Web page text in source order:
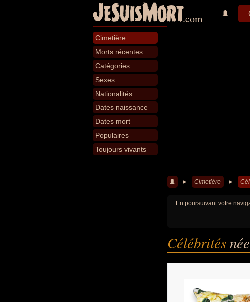
JeSuisMort.com
Cimetière
Morts récentes
Catégories
Sexes
Nationalités
Dates naissance
Dates mort
Populaires
Toujours vivants
► Cimetière ►
En poursuivant votre
Célébrités